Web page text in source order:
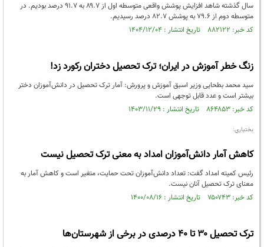
سال گذشته شاهد افزایش پوشش واقعی متوسطه اول از ۸۹.۷ به ۹۱.۷ درصد بودیم. در
متوسطه دوم از ۷۹.۶ به پوشش ۸۲.۷ درصد رسیدیم.
کد خبر: ۸۸۲۱۲۲ تاریخ انتشار : ۱۴۰۴/۱۲/۰۴
زنگ خطر آموزش در ایران؛ ترک تحصیل دختران رکورد زد!
سید محمد بطحایی وزیر اسبق آموزش و پرورش: آمار ترک تحصیل در دانش‌آموزان دختر
بیشتر است و عدد قابل توجهی است.
کد خبر: ۸۶۴۸۵۳ تاریخ انتشار : ۱۴۰۳/۱۱/۲۹
بختیاری:
کاهش آمار دانش‌آموزان امداد به معنی ترک تحصیل نیست
رئیس کمیته امداد گفت: تعداد دانش‌آموزان تحت حمایت، متغیر است و کاهش آمار به
معنای ترک تحصیل آنان نیست.
کد خبر: ۷۵۰۷۴۳ تاریخ انتشار : ۱۴۰۰/۰۸/۱۶
ترک تحصیل ۳۰ تا ۴۰ درصدی در برخی از شهرستان‌ها